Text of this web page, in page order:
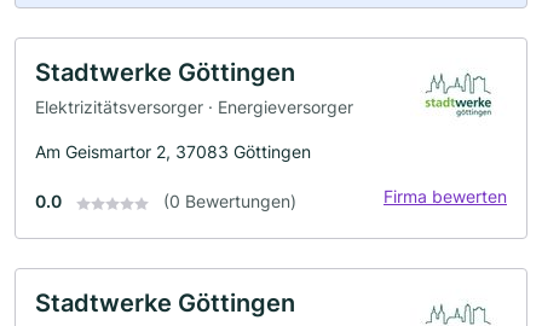
Stadtwerke Göttingen
Elektrizitätsversorger · Energieversorger
Am Geismartor 2, 37083 Göttingen
0.0 (0 Bewertungen) Firma bewerten
Stadtwerke Göttingen